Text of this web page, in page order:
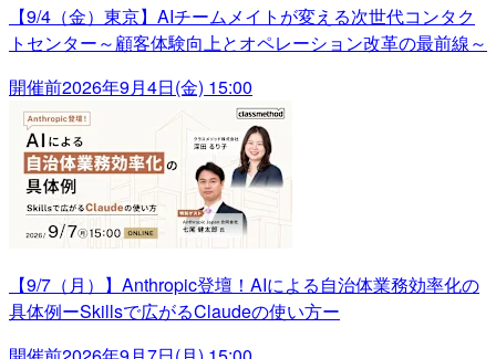
【9/4（金）東京】AIチームメイトが変える次世代コンタク
トセンター～顧客体験向上とオペレーション改革の最前線～
開催前2026年9月4日(金) 15:00
【9/7（月）】Anthropic登壇！AIによる自治体業務効率化の
具体例ーSkillsで広がるClaudeの使い方ー